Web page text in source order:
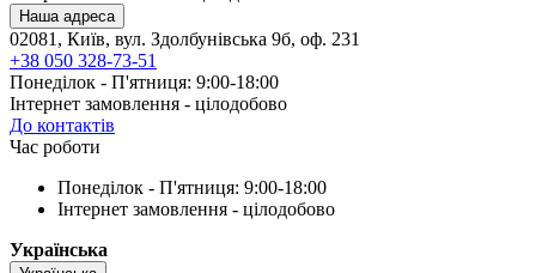
Наша адреса
02081, Київ, вул. Здолбунівська 9б, оф. 231
+38 050 328-73-51
Понеділок - П'ятниця: 9:00-18:00
Інтернет замовлення - цілодобово
До контактів
Час роботи
Понеділок - П'ятниця: 9:00-18:00
Інтернет замовлення - цілодобово
Українська